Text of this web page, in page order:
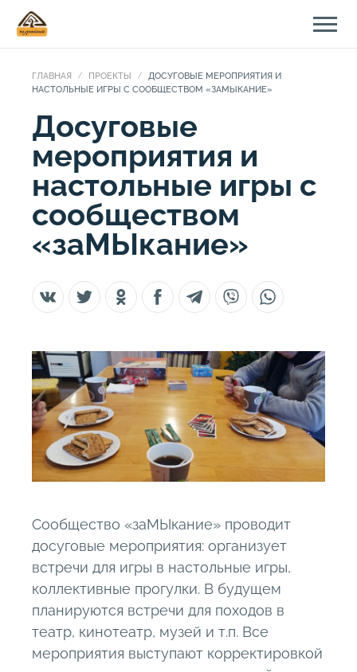
ГЛАВНАЯ ПРОЕКТЫ
ДОСУГОВЫЕ МЕРОПРИЯТИЯ И
НАСТОЛЬНЫЕ ИГРЫ С СООБЩЕСТВОМ «ЗАМЫКАНИЕ»
Досуговые
мероприятия и
настольные игры с
сообществом
«заМЫкание»
Сообщество «заМЫкание» проводит
досуговые мероприятия: организует
встречи для игры в настольные игры,
коллективные прогулки. В будущем
планируются встречи для походов в
театр, кинотеатр, музей и т.п. Все
мероприятия выступают корректировкой